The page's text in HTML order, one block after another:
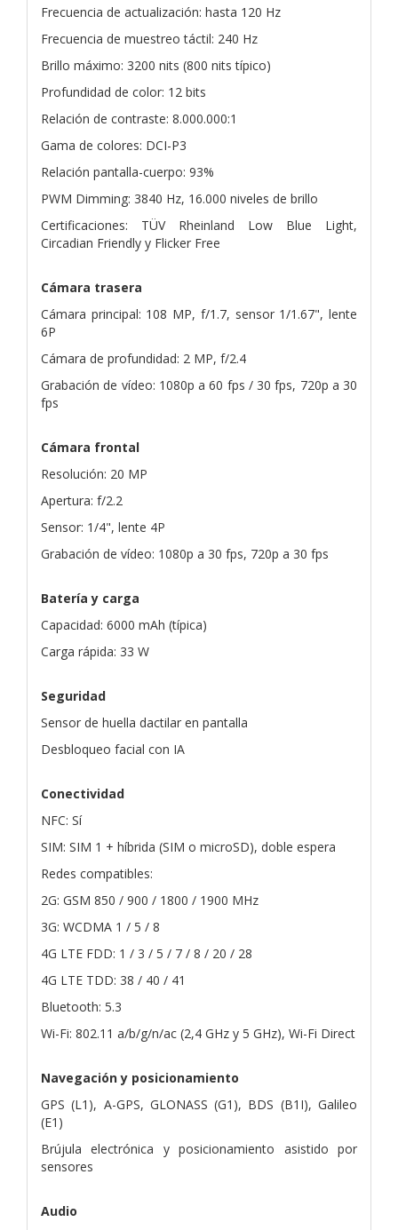
Frecuencia de actualización: hasta 120 Hz
Frecuencia de muestreo táctil: 240 Hz
Brillo máximo: 3200 nits (800 nits típico)
Profundidad de color: 12 bits
Relación de contraste: 8.000.000:1
Gama de colores: DCI-P3
Relación pantalla-cuerpo: 93%
PWM Dimming: 3840 Hz, 16.000 niveles de brillo
Certificaciones: TÜV Rheinland Low Blue Light,
Circadian Friendly y Flicker Free
Cámara trasera
Cámara principal: 108 MP, f/1.7, sensor 1/1.67", lente
6P
Cámara de profundidad: 2 MP, f/2.4
Grabación de vídeo: 1080p a 60 fps / 30 fps, 720p a 30
fps
Cámara frontal
Resolución: 20 MP
Apertura: f/2.2
Sensor: 1/4", lente 4P
Grabación de vídeo: 1080p a 30 fps, 720p a 30 fps
Batería y carga
Capacidad: 6000 mAh (típica)
Carga rápida: 33 W
Seguridad
Sensor de huella dactilar en pantalla
Desbloqueo facial con IA
Conectividad
NFC: Sí
SIM: SIM 1 + híbrida (SIM o microSD), doble espera
Redes compatibles:
2G: GSM 850 / 900 / 1800 / 1900 MHz
3G: WCDMA 1 / 5 / 8
4G LTE FDD: 1 / 3 / 5 / 7 / 8 / 20 / 28
4G LTE TDD: 38 / 40 / 41
Bluetooth: 5.3
Wi-Fi: 802.11 a/b/g/n/ac (2,4 GHz y 5 GHz), Wi-Fi Direct
Navegación y posicionamiento
GPS (L1), A-GPS, GLONASS (G1), BDS (B1I), Galileo
(E1)
Brújula electrónica y posicionamiento asistido por
sensores
Audio